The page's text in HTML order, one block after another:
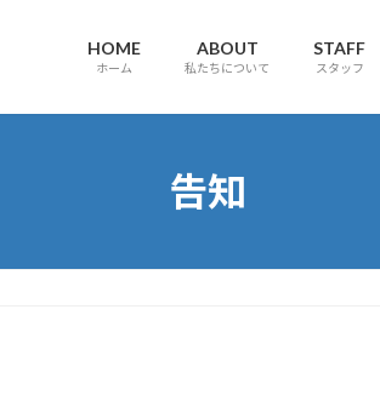
HOME
ホーム
ABOUT
私たちについて
STAFF
スタッフ
告知